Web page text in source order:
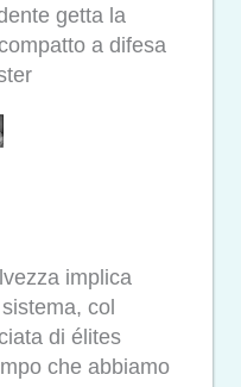
getta la
a difesa
implica
col
di élites
che abbiamo